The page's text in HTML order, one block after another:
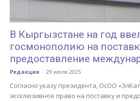
В Кыргызстане на год
госмонополию на
предоставление
Редакция - 29 июля 2025
Согласно указу президента, ОсОО
эксклюзивное право на поставку и